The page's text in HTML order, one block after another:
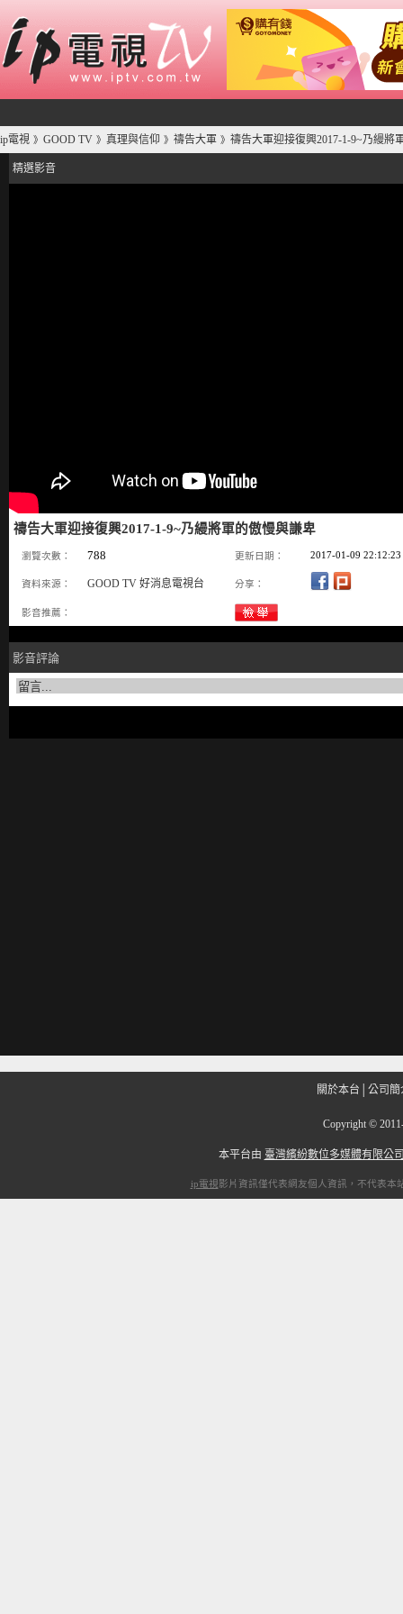
ip電視 》 GOOD TV 》 真理與信仰 》 禱告大軍 》 禱告大軍迎接復興2017-1-9~乃縵將
精選影音
禱告大軍迎接復興2017-1-9~乃縵將軍的傲慢與謙卑
瀏覽次數： 788 更新日期： 2017-01-09 22:12:23
資料來源： GOOD TV 好消息電視台 分享：
影音推薦：
影音評論
關於本台 公司簡
Copyright ©
本平台由 臺灣繽紛數位多媒體有限公
ip電視影片資訊僅代表網友個人資訊，不代表本